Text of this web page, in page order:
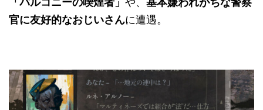
官に友好的なおじいさんに遭遇。